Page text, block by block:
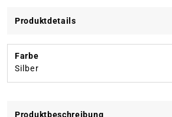
Produktdetails
Farbe
Silber
Produktbeschreibung